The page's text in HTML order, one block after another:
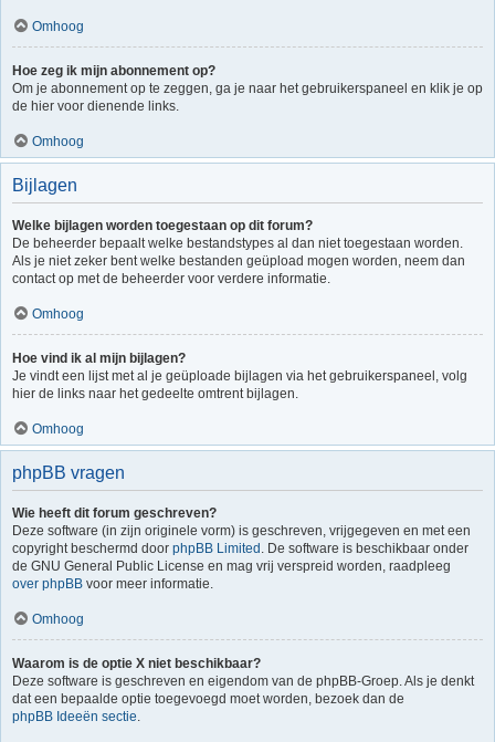
Omhoog
Hoe zeg ik mijn abonnement op?
Om je abonnement op te zeggen, ga je naar het gebruikerspaneel en klik je op
de hier voor dienende links.
Omhoog
Bijlagen
Welke bijlagen worden toegestaan op dit forum?
De beheerder bepaalt welke bestandstypes al dan niet toegestaan worden.
Als je niet zeker bent welke bestanden geüpload mogen worden, neem dan
contact op met de beheerder voor verdere informatie.
Omhoog
Hoe vind ik al mijn bijlagen?
Je vindt een lijst met al je geüploade bijlagen via het gebruikerspaneel, volg
hier de links naar het gedeelte omtrent bijlagen.
Omhoog
phpBB vragen
Wie heeft dit forum geschreven?
Deze software (in zijn originele vorm) is geschreven, vrijgegeven en met een
copyright beschermd door phpBB Limited . De software is beschikbaar onder
de GNU General Public License en mag vrij verspreid worden, raadpleeg
over phpBB voor meer informatie.
Omhoog
Waarom is de optie X niet beschikbaar?
Deze software is geschreven en eigendom van de phpBB-Groep. Als je denkt
dat een bepaalde optie toegevoegd moet worden, bezoek dan de
phpBB Ideeën sectie.